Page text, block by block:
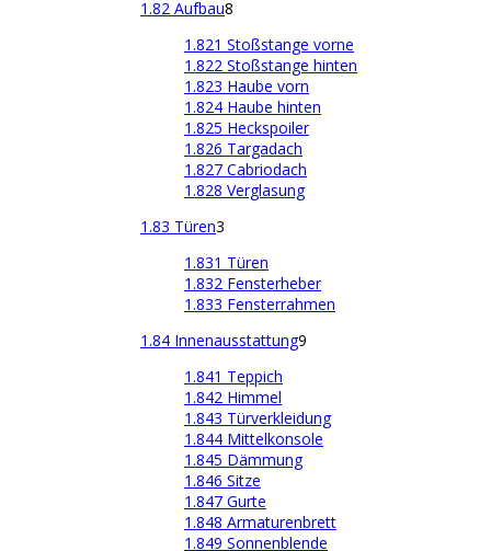
1.82 Aufbau8
1.821 Stoßstange vorne
1.822 Stoßstange hinten
1.823 Haube vorn
1.824 Haube hinten
1.825 Heckspoiler
1.826 Targadach
1.827 Cabriodach
1.828 Verglasung
1.83 Türen3
1.831 Türen
1.832 Fensterheber
1.833 Fensterrahmen
1.84 Innenausstattung9
1.841 Teppich
1.842 Himmel
1.843 Türverkleidung
1.844 Mittelkonsole
1.845 Dämmung
1.846 Sitze
1.847 Gurte
1.848 Armaturenbrett
1.849 Sonnenblende